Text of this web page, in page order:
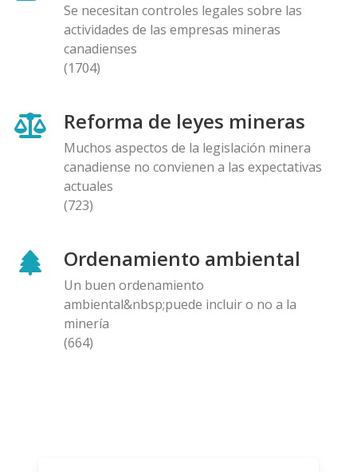
Se necesitan controles legales sobre las
actividades de las empresas mineras
canadienses
(1704)
Reforma de leyes mineras
Muchos aspectos de la legislación minera
canadiense no convienen a las expectativas
actuales
(723)
Ordenamiento ambiental
Un buen ordenamiento
ambiental&nbsp;puede incluir o no a la
minería
(664)